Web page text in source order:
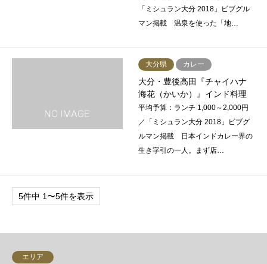
「ミシュラン大分 2018」ビブグル
マン掲載 温泉を使った「地…
大分県 カレー
大分・豊後高田『チャイハナ
海花（かいか）』インド料理
平均予算：ランチ 1,000～2,000円
／「ミシュラン大分 2018」ビブグ
ルマン掲載 日本インドカレー界の
生き字引の一人。まず店…
5件中 1〜5件を表示
エリア